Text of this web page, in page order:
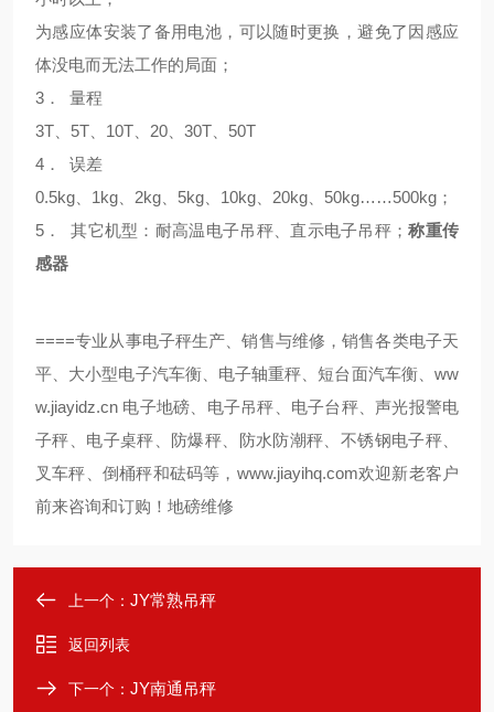
为感应体安装了备用电池，可以随时更换，避免了因感应
体没电而无法工作的局面；
3． 量程
3T、5T、10T、20、30T、50T
4． 误差
0.5kg、1kg、2kg、5kg、10kg、20kg、50kg……500kg；
5． 其它机型：耐高温电子吊秤、直示电子吊秤；称重传
感器
====专业从事电子秤生产、销售与维修，销售各类电子天
平、大小型电子汽车衡、电子轴重秤、短台面汽车衡、 ww
w.jiayidz.cn 电子地磅、电子吊秤、电子台秤、声光报警电
子秤、电子桌秤、防爆秤、防水防潮秤、不锈钢电子秤、
叉车秤、倒桶秤和砝码等， www.jiayihq.com欢迎新老客户
前来咨询和订购！ 地磅维修
上一个： JY常熟吊秤
返回列表
下一个： JY南通吊秤